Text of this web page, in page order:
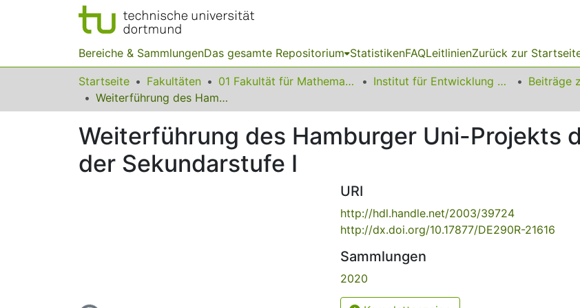
Bereiche & SammlungenDas gesamte Repositorium StatistikenFAQLeitlinienZurück zur
Startseite Fakultäten 01 Fakultät für Mathematik Institut für Entwicklung und Erforschung des Mathematikunterrichts
Weiterführung des Hamburger Uni-Projekts der Maßnahme PriMa in der Sekundarstufe I
Weiterführung des Hamburger Uni-Projekts
der Sekundarstufe I
URI
http://hdl.handle.net/2003/39724
http://dx.doi.org/10.17877/DE290R-21616
Sammlungen
2020